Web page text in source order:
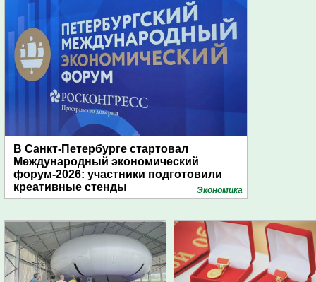
В Санкт-Петербурге стартовал
Международный экономический
форум-2026: участники подготовили
креативные стенды
Экономика